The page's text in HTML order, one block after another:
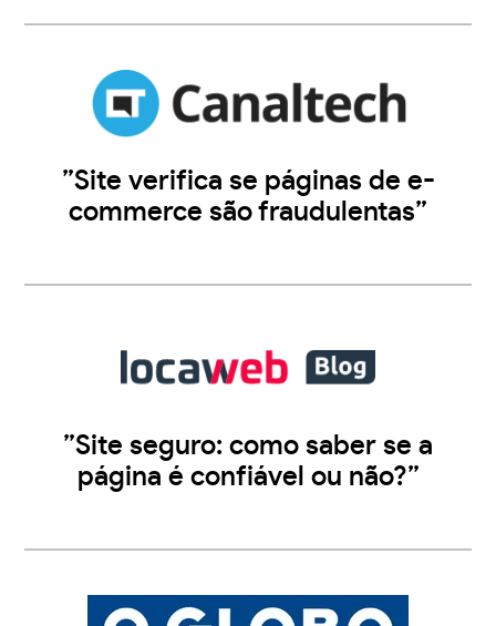
”Site verifica se páginas de e-
commerce são fraudulentas”
”Site seguro: como saber se a
página é confiável ou não?”